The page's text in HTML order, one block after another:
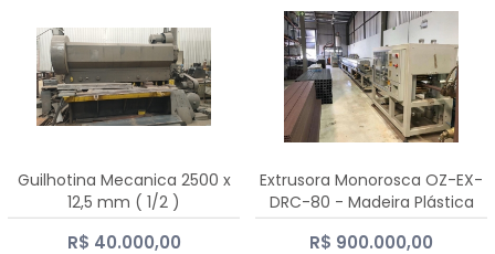
Guilhotina Mecanica 2500 x
12,5 mm ( 1/2 )
R$ 40.000,00
Extrusora Monorosca OZ-EX-
DRC-80 - Madeira Plástica
R$ 900.000,00